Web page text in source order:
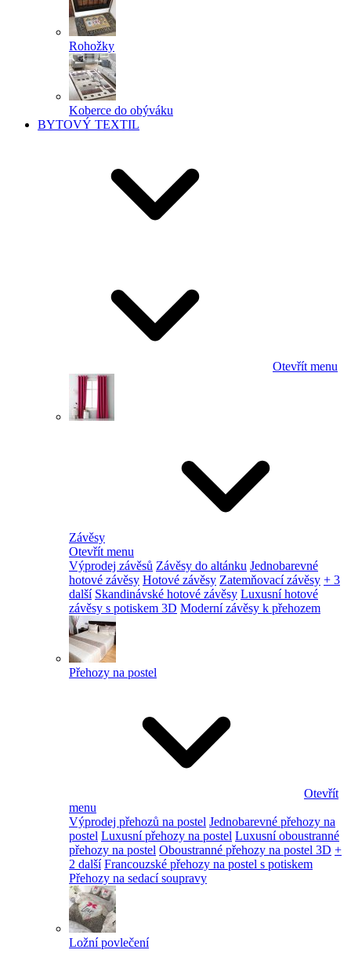
Rohožky
Koberce do obýváku
BYTOVÝ TEXTIL
Otevřít menu
Závěsy
Otevřít menu
Výprodej závěsů Závěsy do altánku Jednobarevné
hotové závěsy Hotové závěsy Zatemňovací závěsy + 3
další Skandinávské hotové závěsy Luxusní hotové
závěsy s potiskem 3D Moderní závěsy k přehozem
Přehozy na postel
Otevřít
menu
Výprodej přehozů na postel Jednobarevné přehozy na
postel Luxusní přehozy na postel Luxusní oboustranné
přehozy na postel Oboustranné přehozy na postel 3D +
2 další Francouzské přehozy na postel s potiskem
Přehozy na sedací soupravy
Ložní povlečení